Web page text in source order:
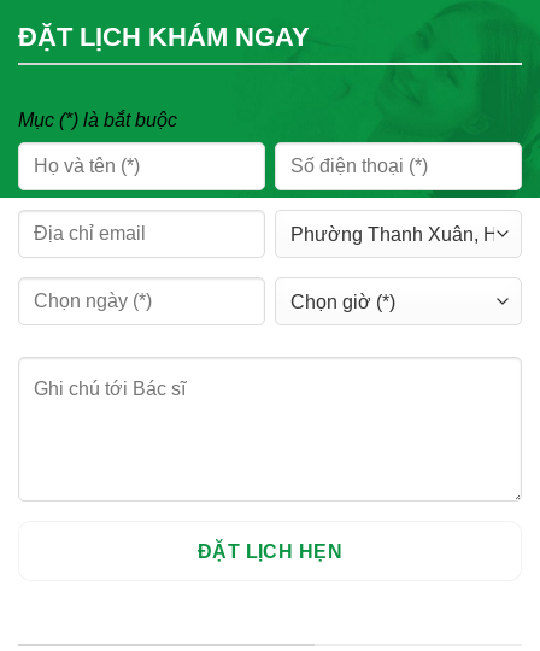
ĐẶT LỊCH KHÁM NGAY
Mục (*) là bắt buộc